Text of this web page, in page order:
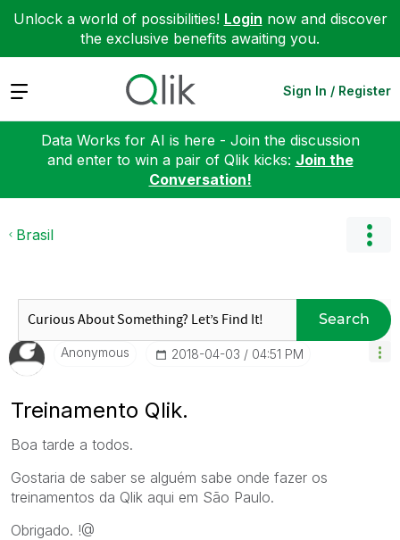
Unlock a world of possibilities! Login now and discover
the exclusive benefits awaiting you.
Expand Sign In / Register
Data Works for AI is here - Join the discussion
and enter to win a pair of Qlik kicks: Join the
Conversation!
Brasil
Search
Anonymous ‎2018-04-03 04:51 PM
Treinamento Qlik.
Boa tarde a todos.
Gostaria de saber se alguém sabe onde fazer os
treinamentos da Qlik aqui em São Paulo.
Obrigado. !@